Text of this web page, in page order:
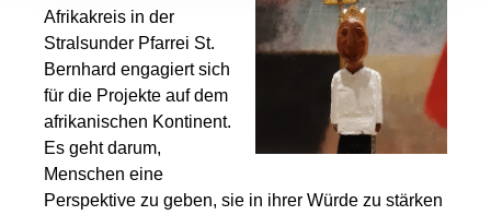
Afrikakreis in der
Stralsunder Pfarrei St.
Bernhard engagiert sich
für die Projekte auf dem
afrikanischen Kontinent.
Es geht darum,
Menschen eine
Perspektive zu geben, sie in ihrer Würde zu stärken